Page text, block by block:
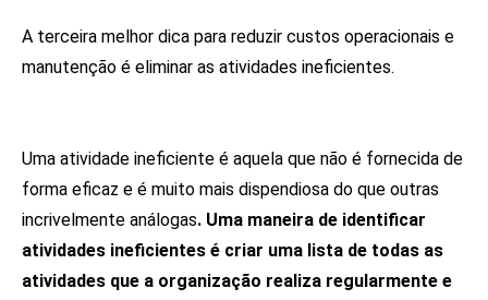
A terceira melhor dica para reduzir custos operacionais e
manutenção é eliminar as atividades ineficientes.
Uma atividade ineficiente é aquela que não é fornecida de
forma eficaz e é muito mais dispendiosa do que outras
incrivelmente análogas. Uma maneira de identificar
atividades ineficientes é criar uma lista de todas as
atividades que a organização realiza regularmente e